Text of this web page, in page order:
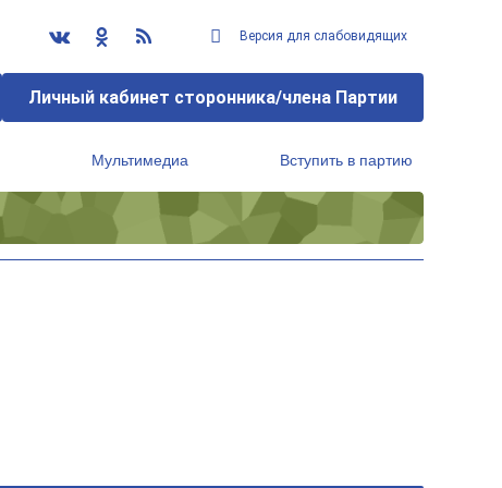
Версия для слабовидящих
Личный кабинет сторонника/члена Партии
Мультимедиа Вступить в партию